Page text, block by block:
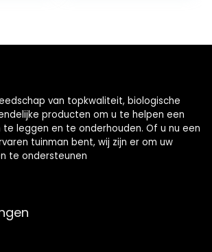
van topkwaliteit, biologische
producten om u te helpen een
leggen en te onderhouden. Of u nu een
tuinman bent, wij zijn er om uw
te ondersteunen